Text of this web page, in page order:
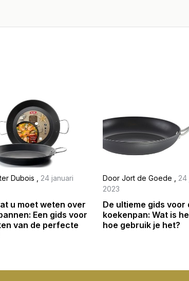
Dubois
24 januari
u moet weten over
Een gids voor
van de perfecte
Door Jort de Goede
24
2023
De ultieme gids voor
koekenpan: Wat is
hoe gebruik je het?